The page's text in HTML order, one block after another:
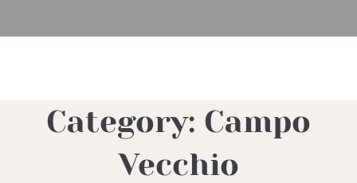
Category: Campo
Vecchio